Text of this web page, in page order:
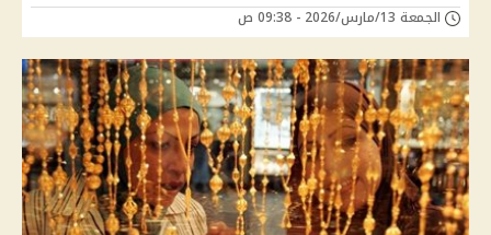
الجمعة 13/مارس/2026 - 09:38 ص